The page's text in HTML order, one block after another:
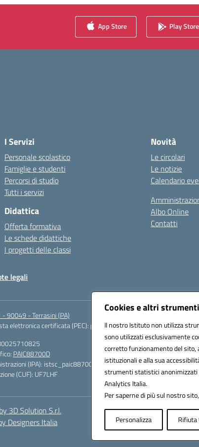
Cookies e altri
Il nostro Istituto non utilizza
sono utilizzati esclusivamente
corretto funzionamento del sito,
istituzionali e alla sua
strumenti statistici anonimizzati
Analytics Italia.
Per saperne di più sul nostro
Personalizza
App Store Play Store
I Servizi
Personale scolastico
Famiglie e studenti
Percorsi di studio
Tutti i servizi
Didattica
Offerta formativa
Le schede didattiche
I progetti delle classi
Novità
Le circolari
Le notizie
Calendario
Albo Online
Contatti
legali
- 90049 - Terrasini (PA)
elettronica certificata (PEC): paic88700d@pec.istruzione.it
PAIC88700D
(IPA): istsc_paic88700d
(CUF): UF7LHF
3D Solution S.r.l.
Designers Italia